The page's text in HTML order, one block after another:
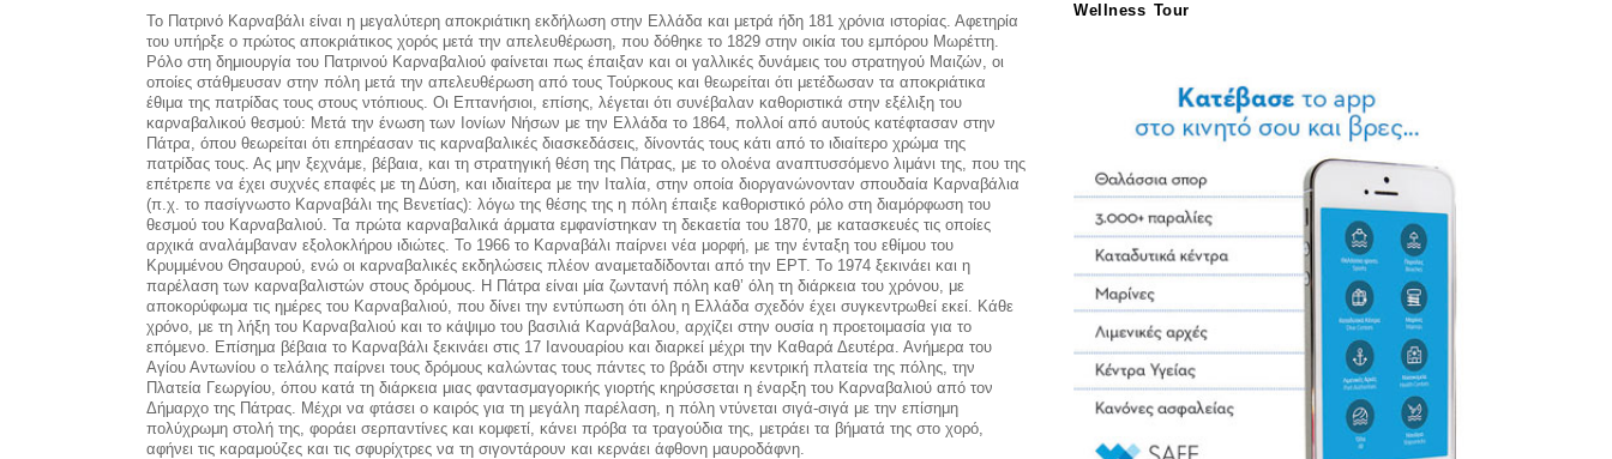
Το Πατρινό Καρναβάλι είναι η μεγαλύτερη αποκριάτικη εκδήλωση στην Ελλάδα και μετρά ήδη 181 χρόνια ιστορίας. Αφετηρία
του υπήρξε ο πρώτος αποκριάτικος χορός μετά την απελευθέρωση, που δόθηκε το 1829 στην οικία του εμπόρου Μωρέττη.
Ρόλο στη δημιουργία του Πατρινού Καρναβαλιού φαίνεται πως έπαιξαν και οι γαλλικές δυνάμεις του στρατηγού Μαιζών, οι
οποίες στάθμευσαν στην πόλη μετά την απελευθέρωση από τους Τούρκους και θεωρείται ότι μετέδωσαν τα αποκριάτικα
έθιμα της πατρίδας τους στους ντόπιους. Οι Επτανήσιοι, επίσης, λέγεται ότι συνέβαλαν καθοριστικά στην εξέλιξη του
καρναβαλικού θεσμού: Μετά την ένωση των Ιονίων Νήσων με την Ελλάδα το 1864, πολλοί από αυτούς κατέφτασαν στην
Πάτρα, όπου θεωρείται ότι επηρέασαν τις καρναβαλικές διασκεδάσεις, δίνοντάς τους κάτι από το ιδιαίτερο χρώμα της
πατρίδας τους. Ας μην ξεχνάμε, βέβαια, και τη στρατηγική θέση της Πάτρας, με το ολοένα αναπτυσσόμενο λιμάνι της, που της
επέτρεπε να έχει συχνές επαφές με τη Δύση, και ιδιαίτερα με την Ιταλία, στην οποία διοργανώνονταν σπουδαία Καρναβάλια
(π.χ. το πασίγνωστο Καρναβάλι της Βενετίας): λόγω της θέσης της η πόλη έπαιξε καθοριστικό ρόλο στη διαμόρφωση του
θεσμού του Καρναβαλιού. Τα πρώτα καρναβαλικά άρματα εμφανίστηκαν τη δεκαετία του 1870, με κατασκευές τις οποίες
αρχικά αναλάμβαναν εξολοκλήρου ιδιώτες. Το 1966 το Καρναβάλι παίρνει νέα μορφή, με την ένταξη του εθίμου του
Κρυμμένου Θησαυρού, ενώ οι καρναβαλικές εκδηλώσεις πλέον αναμεταδίδονται από την ΕΡΤ. Το 1974 ξεκινάει και η
παρέλαση των καρναβαλιστών στους δρόμους. Η Πάτρα είναι μία ζωντανή πόλη καθ’ όλη τη διάρκεια του χρόνου, με
αποκορύφωμα τις ημέρες του Καρναβαλιού, που δίνει την εντύπωση ότι όλη η Ελλάδα σχεδόν έχει συγκεντρωθεί εκεί. Κάθε
χρόνο, με τη λήξη του Καρναβαλιού και το κάψιμο του βασιλιά Καρνάβαλου, αρχίζει στην ουσία η προετοιμασία για το
επόμενο. Επίσημα βέβαια το Καρναβάλι ξεκινάει στις 17 Ιανουαρίου και διαρκεί μέχρι την Καθαρά Δευτέρα. Ανήμερα του
Αγίου Αντωνίου ο τελάλης παίρνει τους δρόμους καλώντας τους πάντες το βράδι στην κεντρική πλατεία της πόλης, την
Πλατεία Γεωργίου, όπου κατά τη διάρκεια μιας φαντασμαγορικής γιορτής κηρύσσεται η έναρξη του Καρναβαλιού από τον
Δήμαρχο της Πάτρας. Μέχρι να φτάσει ο καιρός για τη μεγάλη παρέλαση, η πόλη ντύνεται σιγά-σιγά με την επίσημη
πολύχρωμη στολή της, φοράει σερπαντίνες και κομφετί, κάνει πρόβα τα τραγούδια της, μετράει τα βήματά της στο χορό,
αφήνει τις καραμούζες και τις σφυρίχτρες να τη σιγοντάρουν και κερνάει άφθονη μαυροδάφνη.
Wellness Tour